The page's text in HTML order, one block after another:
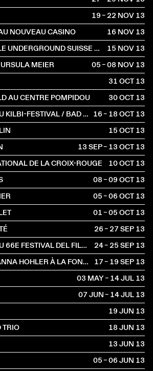
19 – 22 NOV2013
NOUVEAU CASINO
16 NOV2013
LA SCÈNE MUSICALE UNDERGROUND SUISSE 80'S
15 NOV2013
MEIER
05 – 08 NOV2013
31 OCT2013
AU CENTRE POMPIDOU
30 OCT2013
CARTE BLANCHE AU KILBI-FESTIVAL / BAD BONN 16 – 18 OCT2013
15 OCT2013
13 SEP – 13 OCT2013
DE LA CROIX-ROUGE
10 OCT2013
08 – 09 OCT2013
05 – 06 OCT2013
01 – 05 OCT2013
26 – 27 SEP2013
CARTE BLANCHE AU 66E FESTIVAL DEL FILM LOCARNO AU NOUVEAU LATINA
24 – 25 SEP2013
HÉLÈNE CATTIN & ANNA HOHLER À LA FONDATION SUISSE
17 – 19 SEP2013
03 MAY – 14 JUL2013
07 JUN – 14 JUL2013
19 JUN2013
TRIO
18 JUN2013
13 JUN2013
05 – 06 JUN2013